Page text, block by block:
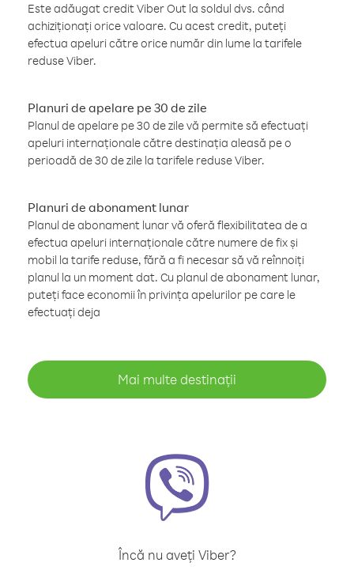
Este adăugat credit Viber Out la soldul dvs. când
achiziționați orice valoare. Cu acest credit, puteți
efectua apeluri către orice număr din lume la tarifele
reduse Viber.
Planuri de apelare pe 30 de zile
Planul de apelare pe 30 de zile vă permite să efectuați
apeluri internaționale către destinația aleasă pe o
perioadă de 30 de zile la tarifele reduse Viber.
Planuri de abonament lunar
Planul de abonament lunar vă oferă flexibilitatea de a
efectua apeluri internaționale către numere de fix și
mobil la tarife reduse, fără a fi necesar să vă reînnoiți
planul la un moment dat. Cu planul de abonament lunar,
puteți face economii în privința apelurilor pe care le
efectuați deja
Mai multe destinații
Încă nu aveți Viber?